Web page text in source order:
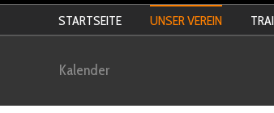
STARTSEITE UNSER VEREIN
Kalender